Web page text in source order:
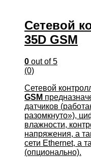
Сетевой
35D GSM
0 out of 5
(0)
Сетевой
GSM
датчиков
разомкнуто»),
влажности,
напряжения, а
сети Ethernet, а
(опционально).